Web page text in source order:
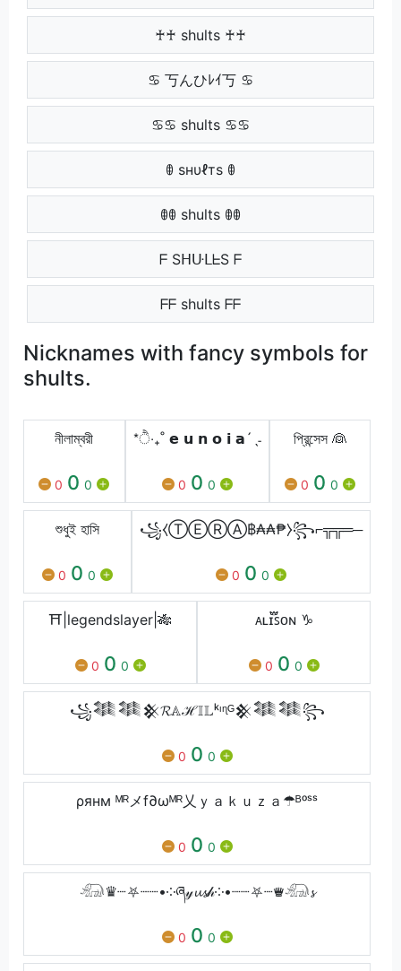
♰♰ shults ♰♰
♋ 丂んひﾚｲ丂 ♋
♋♋ shults ♋♋
ꂦ ѕнυℓтѕ ꂦ
ꂦꂦ shults ꂦꂦ
ᖴ SᕼᑘᒪᖶS ᖴ
ᖴᖴ shults ᖴᖴ
Nicknames with fancy symbols for
shults.
নীলাম্বরী
0 0 0
*ੈ‧₊˚ 𝗲 𝘂 𝗻 𝗼 𝗶 𝗮´ˎ˗
0 0 0
প্রিন্সেস 👰
0 0 0
শুধুই হাসি
0 0 0
꧁⧼ⓉⒺⓇⒶ฿₳₳₱⧽꧂⌐╦╦═─
0 0 0
⛩|legendslayer|🎋
0 0 0
ᴀʟɪ֟፝ꜱᴏɴ ♑
0 0 0
꧁𒈞𒈞𒆜𝓡𝔸ℋ𝕀𝕃ᵏᶦᶯᴳ𒆜𒈞𒈞꧂
0 0 0
ρянм ᴹᴿメf∂ωᴹᴿ乂ｙａｋｕｚａ☂ᴮᵒˢˢ
0 0 0
𓃰♛┈⛧┈┈•༶ཞ𝓎𝓾𝓼𝒽༶•┈┈⛧┈♛𓃰𝓼
0 0 0